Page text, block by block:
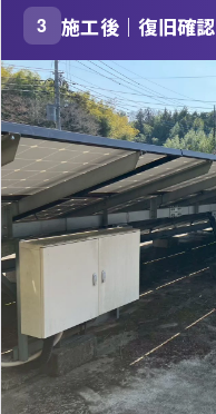
3 施工後｜復旧確認